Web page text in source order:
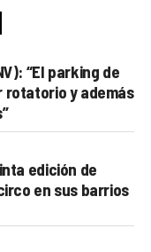
“El parking de
rotatorio y además
edición de
en sus barrios